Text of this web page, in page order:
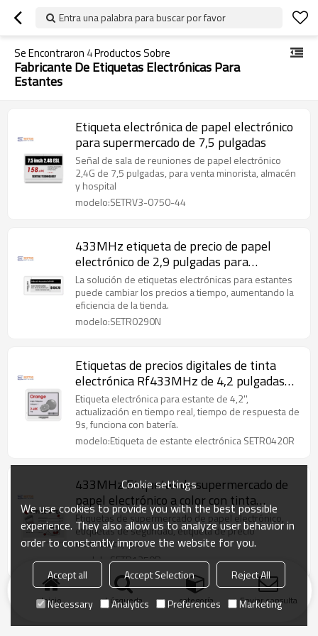
Entra una palabra para buscar por favor
Se Encontraron 4Productos Sobre
Fabricante De Etiquetas Electrónicas Para
Estantes
Etiqueta electrónica de papel electrónico
para supermercado de 7,5 pulgadas
Señal de sala de reuniones de papel electrónico
2,4G de 7,5 pulgadas, para venta minorista, almacén
y hospital
modelo:SETRV3-0750-44
433MHz etiqueta de precio de papel
electrónico de 2,9 pulgadas para
supermercados
La solución de etiquetas electrónicas para estantes
puede cambiar los precios a tiempo, aumentando la
eficiencia de la tienda.
modelo:SETR0290N
Etiquetas de precios digitales de tinta
electrónica Rf433MHz de 4,2 pulgadas
para venta minorista
Etiqueta electrónica para estante de 4,2'',
actualización en tiempo real, tiempo de respuesta de
9s, funciona con batería.
modelo:Etiqueta de estante electrónica SETR0420R
433MHz Etiquetas de supermercado de
papel electrónico a color con tinta
electrónica de 12,5 pulgadas
Etiquetas de supermercado de papel electrónico,
etiquetas de seguridad, etiqueta de precio
electrónica, esl
modelo:SETR1250R
Inicio búsqueda categoría Enviar consulta
Cookie settings
We use cookies to provide you with the best possible
experience. They also allow us to analyze user behavior in
order to constantly improve the website for you.
Accept all Accept Selection
Reject All
Necessary
Analytics Preferences Marketing